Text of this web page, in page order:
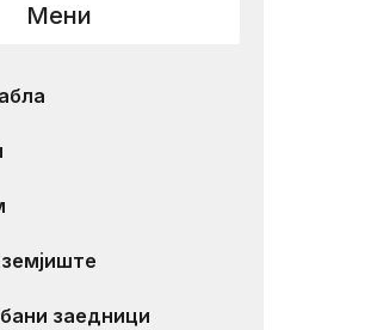
Мени
заедници